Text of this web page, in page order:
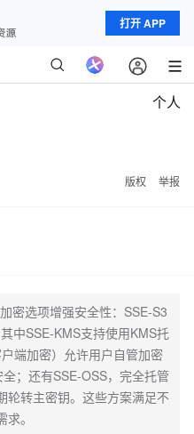
打开 APP
个人
版权 举报
密选项增强安全性：SSE-S3
中SSE-KMS支持使用KMS托
端加密）允许用户自管加密
；还有SSE-OSS，完全托管
轮转主密钥。这些方案满足不
。